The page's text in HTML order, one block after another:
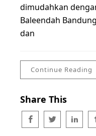
dimudahkan
Baleendah
dan
Continue Reading
Share This